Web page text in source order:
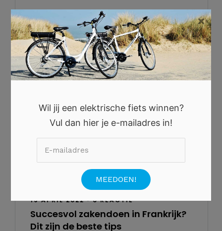
`Lees verder
19 APRIL 2022 •0 REACTIE
Succesvol zakendoen in Frankrijk?
Dit zijn de beste tips
Wil jij een elektrische fiets winnen?
Vul dan hier je e-mailadres in!
×